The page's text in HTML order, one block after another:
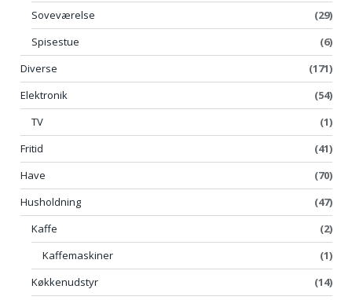
Soveværelse
(29)
Spisestue
(6)
Diverse
(171)
Elektronik
(54)
TV
(1)
Fritid
(41)
Have
(70)
Husholdning
(47)
Kaffe
(2)
Kaffemaskiner
(1)
Køkkenudstyr
(14)